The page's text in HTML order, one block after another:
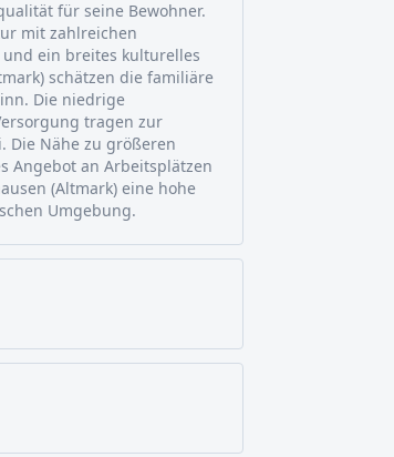
für seine Bewohner.
mit zahlreichen
ein breites kulturelles
schätzen die familiäre
Die niedrige
tragen zur
Die Nähe zu größeren
Angebot an Arbeitsplätzen
(Altmark) eine hohe
Umgebung.